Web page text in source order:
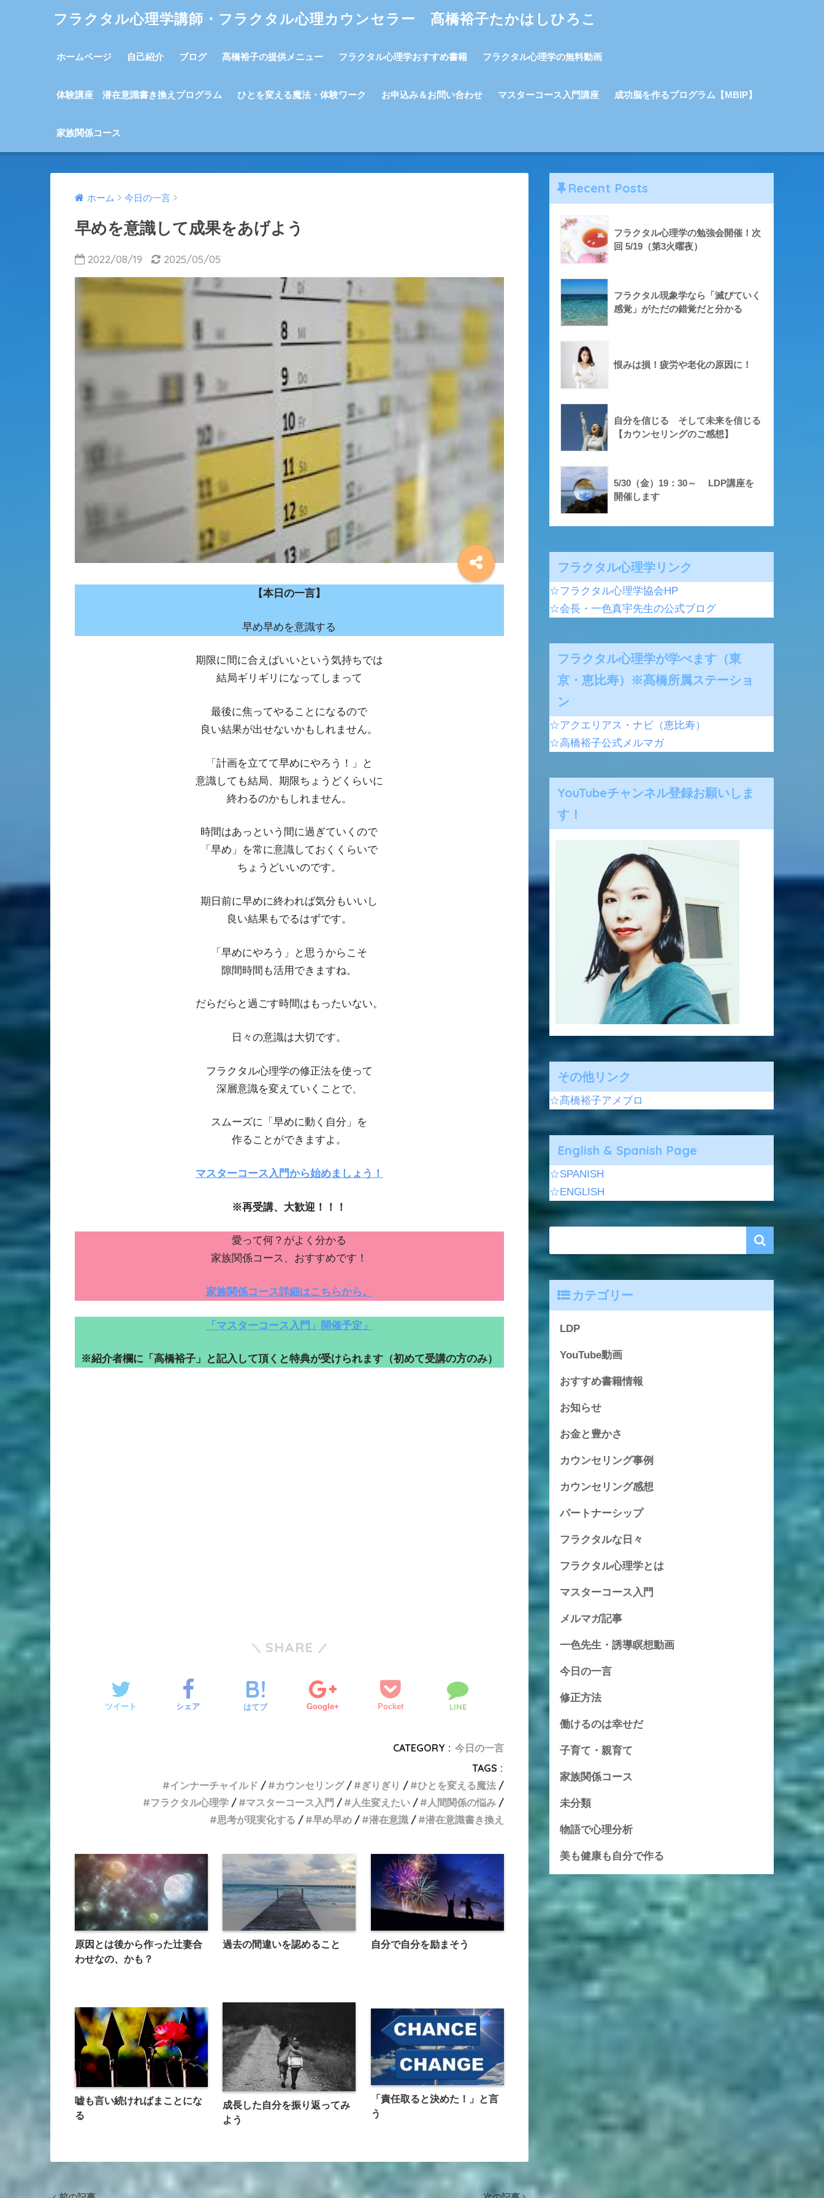
フラクタル心理学講師・フラクタル心理カウンセラー 髙橋裕子たかはしひろこ
ホームページ 自己紹介 ブログ 髙橋裕子の提供メニュー フラクタル心理学おすすめ書籍 フラクタル心理学の無料動画
体験講座 潜在意識書き換えプログラム ひとを変える魔法・体験ワーク お申込み＆お問い合わせ マスターコース入門講座 成功脳を作るプログラム【MBIP】
家族関係コース
ホーム 今日の一言
早めを意識して成果をあげよう
2022/08/19 2025/05/05
【本日の一言】
早め早めを意識する
期限に間に合えばいいという気持ちでは
結局ギリギリになってしまって
最後に焦ってやることになるので
良い結果が出せないかもしれません。
「計画を立てて早めにやろう！」と
意識しても結局、期限ちょうどくらいに
終わるのかもしれません。
時間はあっという間に過ぎていくので
「早め」を常に意識しておくくらいで
ちょうどいいのです。
期日前に早めに終われば気分もいいし
良い結果もでるはずです。
「早めにやろう」と思うからこそ
隙間時間も活用できますね。
だらだらと過ごす時間はもったいない。
日々の意識は大切です。
フラクタル心理学の修正法を使って
深層意識を変えていくことで、
スムーズに「早めに動く自分」を
作ることができますよ。
マスターコース入門から始めましょう！
※再受講、大歓迎！！！
愛って何？がよく分かる
家族関係コース、おすすめです！
家族関係コース詳細はこちらから。
「マスターコース入門」開催予定」
※紹介者欄に「高橋裕子」と記入して頂くと特典が受けられます（初めて受講の方のみ）
SHARE
ツイート シェア はてブ Google+ Pocket LINE
CATEGORY : 今日の一言
TAGS :
インナーチャイルド
カウンセリング ぎりぎり
ひとを変える魔法
フラクタル心理学
マスターコース入門 人生変えたい
人間関係の悩み
思考が現実化する
早め早め 潜在意識 潜在意識書き換え
原因とは後から作った辻妻合
わせなの、かも？
過去の間違いを認めること 自分で自分を励まそう
嘘も言い続ければまことにな
る
成長した自分を振り返ってみ
よう
「責任取ると決めた！」と言
う
Recent Posts
フラクタル心理学の勉強会開催！次
回 5/19（第3火曜夜）
フラクタル現象学なら「滅びていく
感覚」がただの錯覚だと分かる
恨みは損！疲労や老化の原因に！
自分を信じる そして未来を信じる
【カウンセリングのご感想】
5/30（金）19：30～ LDP講座を
開催します
フラクタル心理学リンク
☆フラクタル心理学協会HP
☆会長・一色真宇先生の公式ブログ
フラクタル心理学が学べます（東
京・恵比寿）※髙橋所属ステーショ
ン
☆アクエリアス・ナビ（恵比寿）
☆高橋裕子公式メルマガ
YouTubeチャンネル登録お願いしま
す！
その他リンク
☆髙橋裕子アメブロ
English & Spanish Page
☆SPANISH
☆ENGLISH
カテゴリー
LDP
YouTube動画
おすすめ書籍情報
お知らせ
お金と豊かさ
カウンセリング事例
カウンセリング感想
パートナーシップ
フラクタルな日々
フラクタル心理学とは
マスターコース入門
メルマガ記事
一色先生・誘導瞑想動画
今日の一言
修正方法
働けるのは幸せだ
子育て・親育て
家族関係コース
未分類
物語で心理分析
美も健康も自分で作る